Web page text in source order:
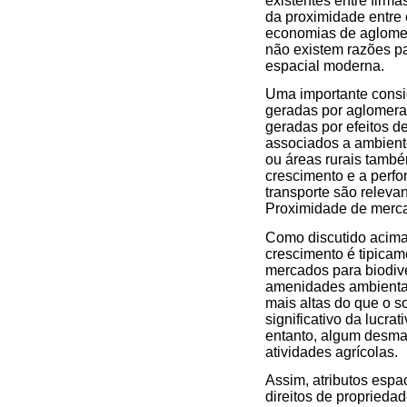
da proximidade entre
economias de
não existem razões
espacial moderna.
Uma importante
geradas por
geradas por efeitos
associados a
ou áreas rurais
crescimento e a
transporte são
Proximidade de
Como discutido
crescimento é
mercados para
amenidades
mais altas do que o
significativo da
entanto, algum
atividades agrícolas.
Assim, atributos
direitos de